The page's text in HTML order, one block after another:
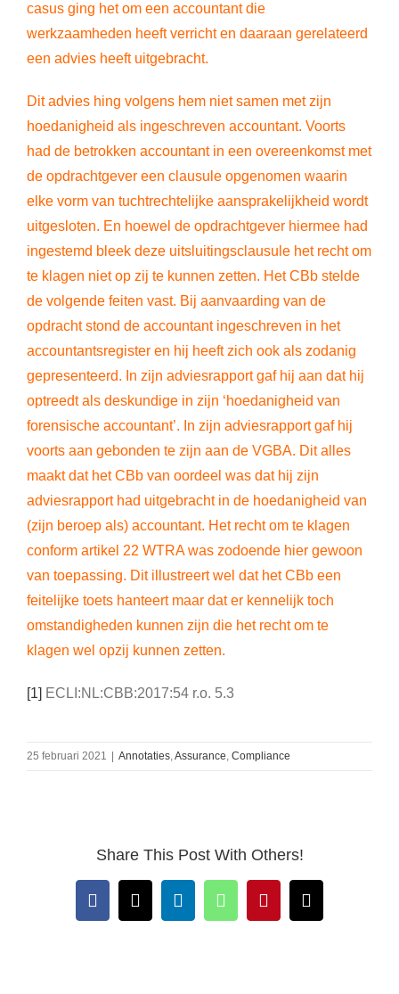
casus ging het om een accountant die
werkzaamheden heeft verricht en daaraan gerelateerd
een advies heeft uitgebracht.
Dit advies hing volgens hem niet samen met zijn
hoedanigheid als ingeschreven accountant. Voorts
had de betrokken accountant in een overeenkomst met
de opdrachtgever een clausule opgenomen waarin
elke vorm van tuchtrechtelijke aansprakelijkheid wordt
uitgesloten. En hoewel de opdrachtgever hiermee had
ingestemd bleek deze uitsluitingsclausule het recht om
te klagen niet op zij te kunnen zetten. Het CBb stelde
de volgende feiten vast. Bij aanvaarding van de
opdracht stond de accountant ingeschreven in het
accountantsregister en hij heeft zich ook als zodanig
gepresenteerd. In zijn adviesrapport gaf hij aan dat hij
optreedt als deskundige in zijn ‘hoedanigheid van
forensische accountant’. In zijn adviesrapport gaf hij
voorts aan gebonden te zijn aan de VGBA. Dit alles
maakt dat het CBb van oordeel was dat hij zijn
adviesrapport had uitgebracht in de hoedanigheid van
(zijn beroep als) accountant. Het recht om te klagen
conform artikel 22 WTRA was zodoende hier gewoon
van toepassing. Dit illustreert wel dat het CBb een
feitelijke toets hanteert maar dat er kennelijk toch
omstandigheden kunnen zijn die het recht om te
klagen wel opzij kunnen zetten.
[1] ECLI:NL:CBB:2017:54 r.o. 5.3
25 februari 2021 Annotaties,Assurance, Compliance
Share This Post With Others!
Facebook
X LinkedInWhatsAppPinterest
E-
mail